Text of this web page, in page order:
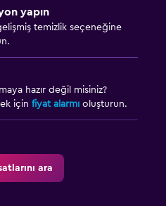
yapın
temizlik seçeneğine
hazır değil misiniz?
için fiyat alarmı oluşturun.
ara